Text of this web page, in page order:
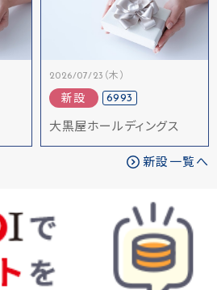
2026/07/23（木）
新設 6993
大黒屋ホールディングス
新設一覧へ